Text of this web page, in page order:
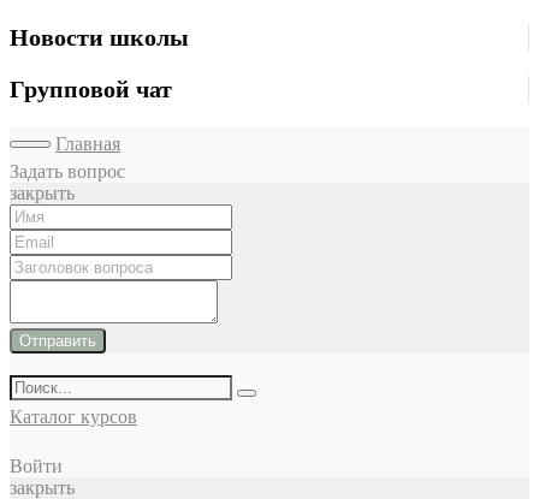
Новости школы
Групповой чат
Главная
Задать вопрос
закрыть
Отправить
Каталог курсов
Войти
закрыть